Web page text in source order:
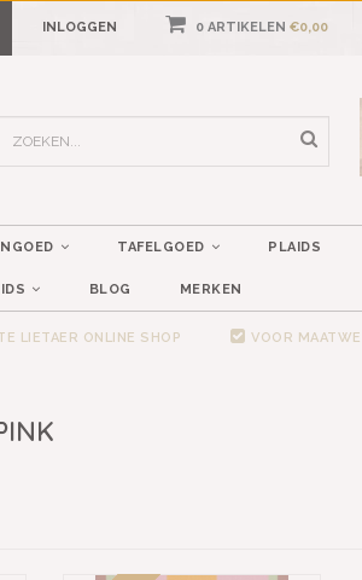
INLOGGEN 0 ARTIKELEN €0,00
TAFELGOED PLAIDS
BLOG MERKEN
LIETAER ONLINE SHOP VOOR